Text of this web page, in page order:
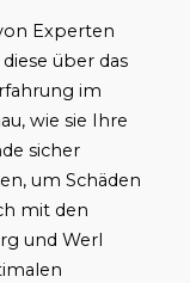
Experten
über das
im
wie sie Ihre
sicher
um Schäden
mit den
und Werl